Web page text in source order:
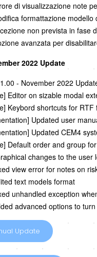
di visualizzazione note
formattazione modello
non prevista in fase
avanzata per
2022 Update
- November 2022
Editor on sizable modal
Keybord shortcuts for RTF
Updated user
Updated CEM4
Default order and group
changes to the user
view error for notes on
text models format
unhandled exception
advanced options to
Update